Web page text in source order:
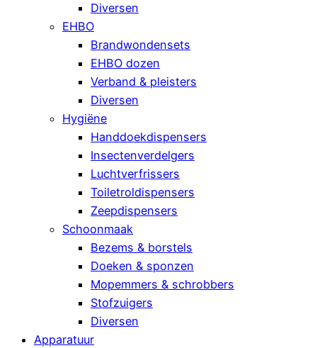
Diversen
EHBO
Brandwondensets
EHBO dozen
Verband & pleisters
Diversen
Hygiëne
Handdoekdispensers
Insectenverdelgers
Luchtverfrissers
Toiletroldispensers
Zeepdispensers
Schoonmaak
Bezems & borstels
Doeken & sponzen
Mopemmers & schrobbers
Stofzuigers
Diversen
Apparatuur